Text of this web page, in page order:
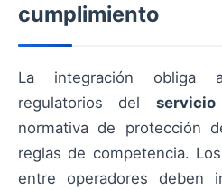
cumplimiento
La integración obliga
regulatorios del servicio
normativa de protección
reglas de competencia.
entre operadores deben